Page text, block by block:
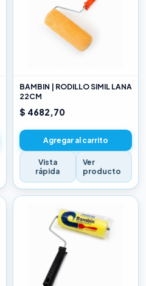
BAMBIN | RODILLO SIMIL LANA
22CM
$ 4682,70
Agregar al carrito
Vista
rápida
Ver
producto